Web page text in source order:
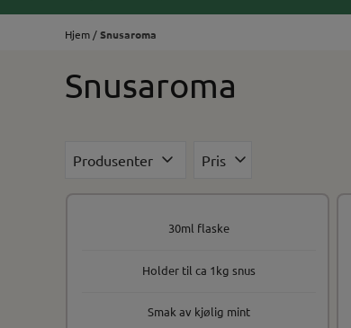
Hjem /Snusaroma
Snusaroma
Produsenter Pris
30ml flaske
Holder til ca 1kg snus
Smak av kjølig mint